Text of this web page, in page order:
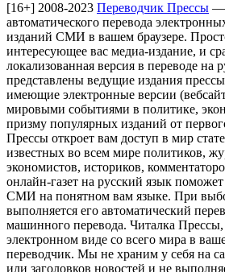
[16+] 2008-2023 Переводчик Прессы —
автоматического перевода
изданий СМИ в вашем браузере.
интересующее вас медиа-издание, и
локализованная версия в переводе на
представлены ведущие издания
имеющие электронные версии
мировыми событиями в политике,
призму популярных изданий от
Прессы откроет вам доступ в мир
известных во всем мире политиков,
экономистов, историков,
онлайн-газет на русский язык
СМИ на понятном вам языке. При
выполняется его автоматический
машинного перевода. Читалка Прессы,
электронном виде со всего мира в
переводчик. Мы не храним у себя на
или заголовков новостей и не